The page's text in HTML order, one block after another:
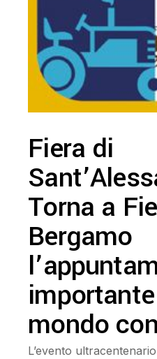
Fiera di
Torna a
Bergamo
mondo
L’evento